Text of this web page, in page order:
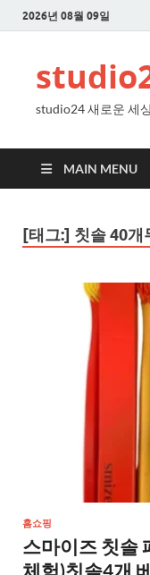
2026년 08월 09일
studio24 새로운 세
MAIN MENU
[태그:] 칫솔 40개
홈쇼핑
스마이즈 칫솔
체험)칫솔4개